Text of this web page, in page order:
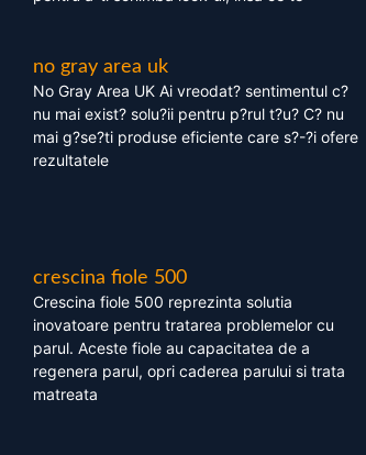
no gray area uk
No Gray Area UK Ai vreodat? sentimentul c?
nu mai exist? solu?ii pentru p?rul t?u? C? nu
mai g?se?ti produse eficiente care s?-?i ofere
rezultatele
crescina fiole 500
Crescina fiole 500 reprezinta solutia
inovatoare pentru tratarea problemelor cu
parul. Aceste fiole au capacitatea de a
regenera parul, opri caderea parului si trata
matreata